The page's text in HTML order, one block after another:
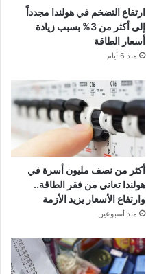
ارتفاع التضخم في هولندا مجدداً
إلى أكثر من 3% بسبب زيادة
أسعار الطاقة
منذ 6 أيام
أكثر من نصف مليون أسرة في
هولندا تعاني من فقر الطاقة..
وارتفاع الأسعار يزيد الأزمة
منذ أسبوعين